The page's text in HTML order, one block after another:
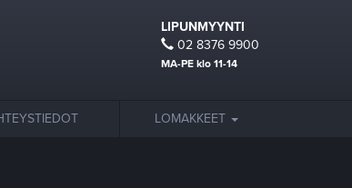
LIPUNMYYNTI
02 8376 9900
MA-PE klo 11-14
LOMAKKEET